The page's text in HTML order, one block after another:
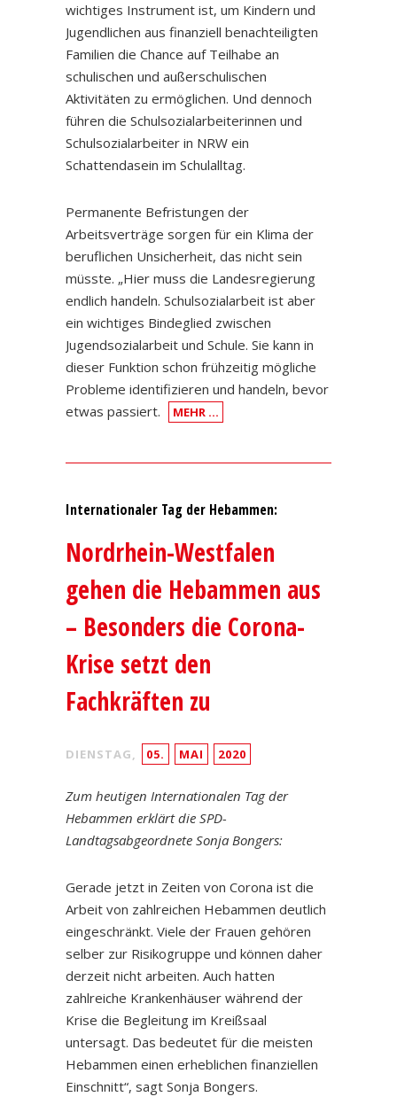
wichtiges Instrument ist, um Kindern und
Jugendlichen aus finanziell benachteiligten
Familien die Chance auf Teilhabe an
schulischen und außerschulischen
Aktivitäten zu ermöglichen. Und dennoch
führen die Schulsozialarbeiterinnen und
Schulsozialarbeiter in NRW ein
Schattendasein im Schulalltag.
Permanente Befristungen der
Arbeitsverträge sorgen für ein Klima der
beruflichen Unsicherheit, das nicht sein
müsste. „Hier muss die Landesregierung
endlich handeln. Schulsozialarbeit ist aber
ein wichtiges Bindeglied zwischen
Jugendsozialarbeit und Schule. Sie kann in
dieser Funktion schon frühzeitig mögliche
Probleme identifizieren und handeln, bevor
etwas passiert.
MEHR …
Internationaler Tag der Hebammen:
Nordrhein-Westfalen
gehen die Hebammen aus
– Besonders die Corona-
Krise setzt den
Fachkräften zu
DIENSTAG, 05. MAI 2020
Zum heutigen Internationalen Tag der
Hebammen erklärt die SPD-
Landtagsabgeordnete Sonja Bongers:
Gerade jetzt in Zeiten von Corona ist die
Arbeit von zahlreichen Hebammen deutlich
eingeschränkt. Viele der Frauen gehören
selber zur Risikogruppe und können daher
derzeit nicht arbeiten. Auch hatten
zahlreiche Krankenhäuser während der
Krise die Begleitung im Kreißsaal
untersagt. Das bedeutet für die meisten
Hebammen einen erheblichen finanziellen
Einschnitt“, sagt Sonja Bongers.